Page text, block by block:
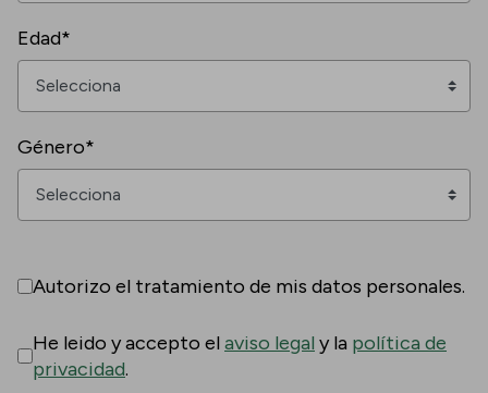
Edad*
Género*
Autorizo el tratamiento de mis datos personales.
He leido y accepto elaviso legal y la política de
privacidad.